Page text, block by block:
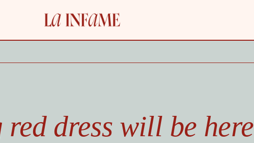
red dress will be here